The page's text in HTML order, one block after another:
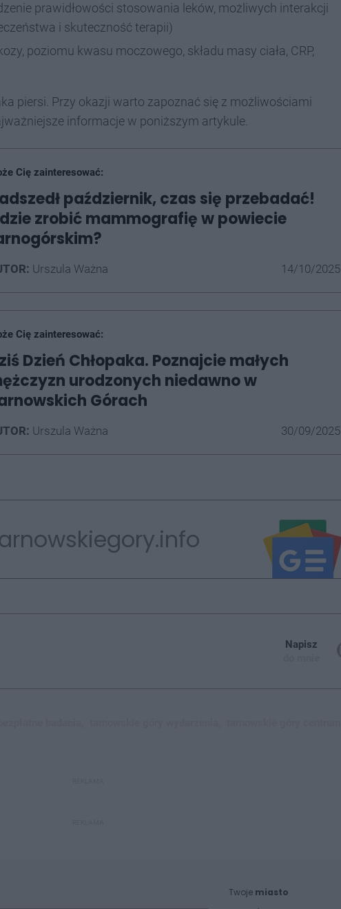
prawidłowości stosowania leków, możliwych interakcji
i skuteczność terapii)
poziomu kwasu moczowego, składu masy ciała, CRP,
piersi. Przy okazji warto zapoznać się z możliwościami
informacje w poniższym artykule.
Cię zainteresować:
październik, czas się przebadać!
zrobić mammografię w powiecie
Urszula Ważna 14/10/2025
Cię zainteresować:
Dzień Chłopaka. Poznajcie małych
urodzonych niedawno w
Górach
Urszula Ważna 30/09/2025
Napisz
Twoje miasto